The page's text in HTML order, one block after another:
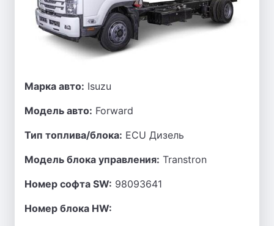
Марка авто: Isuzu
Модель авто: Forward
Тип топлива/блока: ECU Дизель
Модель блока управления: Transtron
Номер софта SW: 98093641
Номер блока HW: